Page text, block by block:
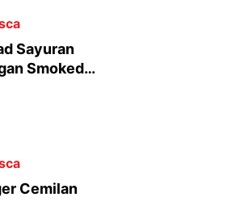
Sayuran
Smoked
Cemilan